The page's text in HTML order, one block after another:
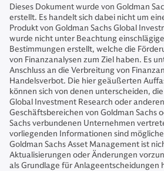
Dieses Dokument wurde von Goldman
erstellt. Es handelt sich dabei nicht um
Produkt von Goldman Sachs Global
wurde nicht unter Beachtung
Bestimmungen erstellt, welche die
von Finanzanalysen zum Ziel haben. Es
Anschluss an die Verbreitung von
Handelsverbot. Die hier geäußerten
können sich von denen unterscheiden,
Global Investment Research oder
Geschäftsbereichen von Goldman Sachs
Sachs verbundenen Unternehmen
vorliegenden Informationen sind
Goldman Sachs Asset Management ist
Aktualisierungen oder Änderungen
als Grundlage für Anlageentscheidungen